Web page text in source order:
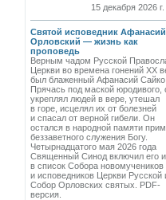
15 декабря 2026
Святой исповедник Афанасий
Орловский — жизнь как
проповедь
Верным чадом Русской
Церкви во времена гонений XX
был блаженный Афанасий Сайко.
Прячась под маской юродивого,
укреплял людей в вере, утешал
в горе, исцелял их от болезней
и спасал от верной гибели. Он
остался в народной памяти
беззаветного служения Богу.
Четырнадцатого мая 2026 года
Священный Синод включил его
в список Собора новомучеников
и исповедников Церкви Русской
Собор Орловских святых. PDF-
версия.